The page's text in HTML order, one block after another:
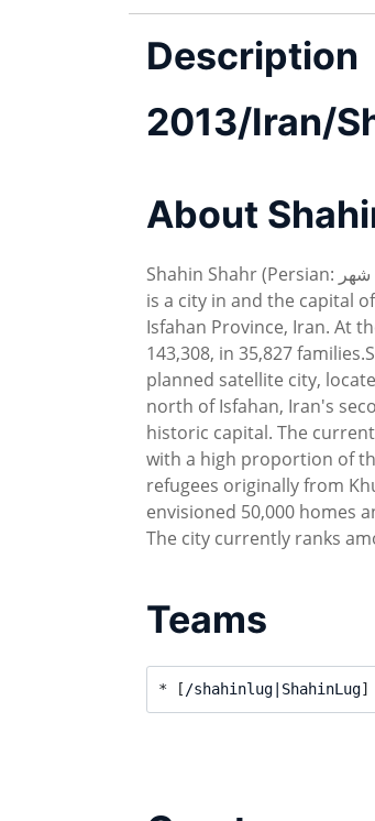
Description
2013/Iran/
About
Shahin Shahr (Persian: شاهين شهر‎, also Romanized as Shāhīn Shahr)
is a city in and the capital
Isfahan Province, Iran. At
143,308, in 35,827
planned satellite city,
north of Isfahan, Iran's
historic capital. The
with a high proportion of
refugees originally from
envisioned 50,000 homes
The city currently ranks
Teams
* [ /shahinlug|ShahinLug]